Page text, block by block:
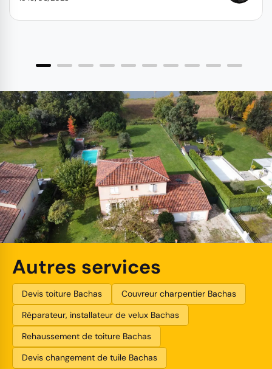
Autres services
Devis toiture Bachas
Couvreur charpentier Bachas
Réparateur, installateur de velux Bachas
Rehaussement de toiture Bachas
Devis changement de tuile Bachas